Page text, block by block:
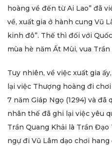
hoàng về đến từ Ai Lao” đã
về, xuất gia ở hành cung Vũ
kinh đô”. Thế thì đối với
mùa hè năm Ất Mùi, vua
Tuy nhiên, về việc xuất gia
lại việc Thượng hoàng đi
7 năm Giáp Ngọ (1294) và
nhân thế đã ghi lại việc yêu
Trần Quang Khải là Trần Đạo
ngự đi Vũ Lâm dạo chơi